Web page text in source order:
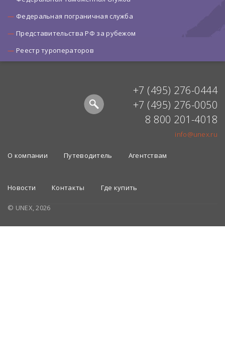
Федеральная пограничная служба
Представительства РФ за рубежом
Реестр туроператоров
+7 (495) 276-0444
+7 (495) 276-0050
8 800 201-4018
info@unex.ru
О компании Путеводитель Агентствам
Новости Контакты Где купить
© UNEX, 2026